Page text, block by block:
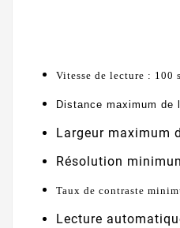
Vitesse de lecture : 100
Distance maximum de
Largeur maximum
Résolution
Taux de contraste
Lecture